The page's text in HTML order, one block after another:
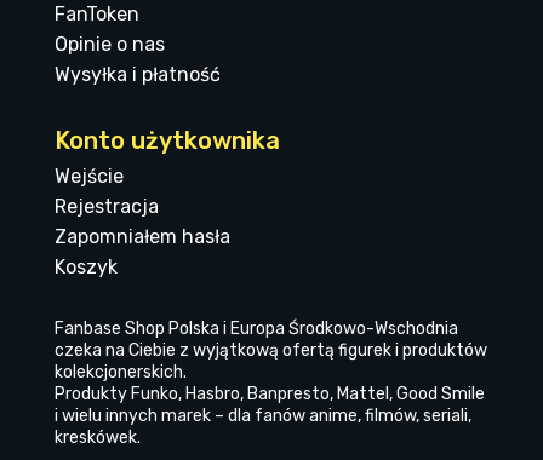
FanToken
Opinie o nas
Wysyłka i płatność
Konto użytkownika
Wejście
Rejestracja
Zapomniałem hasła
Koszyk
Fanbase Shop Polska i Europa Środkowo-Wschodnia
czeka na Ciebie z wyjątkową ofertą figurek i produktów
kolekcjonerskich.
Produkty Funko, Hasbro, Banpresto, Mattel, Good Smile
i wielu innych marek – dla fanów anime, filmów, seriali,
kreskówek.